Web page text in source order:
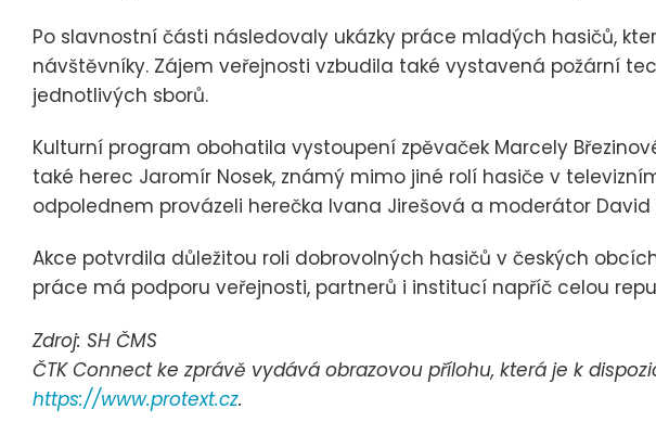
Po slavnostní části následovaly ukázky práce mladých hasičů,
návštěvníky. Zájem veřejnosti vzbudila také vystavená požární
jednotlivých sborů.
Kulturní program obohatila vystoupení zpěvaček Marcely
také herec Jaromír Nosek, známý mimo jiné rolí hasiče v
odpolednem provázeli herečka Ivana Jirešová a moderátor David
Akce potvrdila důležitou roli dobrovolných hasičů v českých
práce má podporu veřejnosti, partnerů i institucí napříč celou
Zdroj: SH ČMS
ČTK Connect ke zprávě vydává obrazovou přílohu, která je k
https://www.protext.cz.